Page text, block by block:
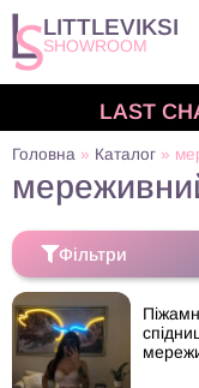
LITTLEVIKSI
SHOWROOM
LAST
Головна » Каталог »
Фільтри